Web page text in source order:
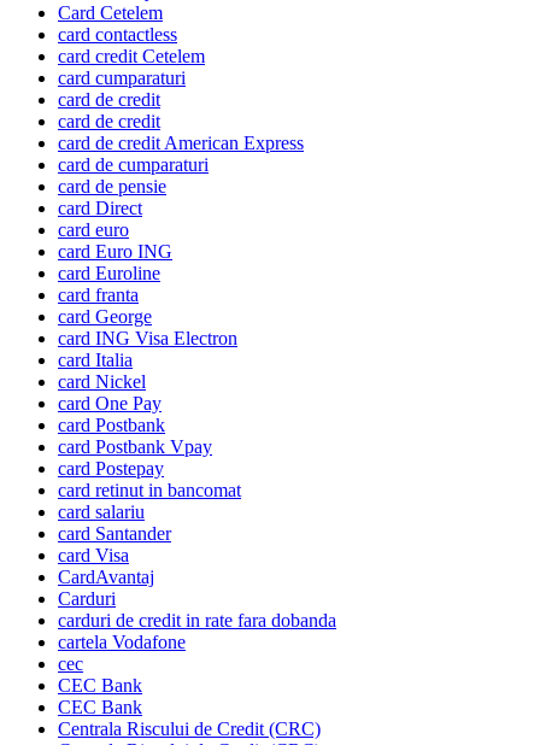
Card Cetelem
card contactless
card credit Cetelem
card cumparaturi
card de credit
card de credit
card de credit American Express
card de cumparaturi
card de pensie
card Direct
card euro
card Euro ING
card Euroline
card franta
card George
card ING Visa Electron
card Italia
card Nickel
card One Pay
card Postbank
card Postbank Vpay
card Postepay
card retinut in bancomat
card salariu
card Santander
card Visa
CardAvantaj
Carduri
carduri de credit in rate fara dobanda
cartela Vodafone
cec
CEC Bank
CEC Bank
Centrala Riscului de Credit (CRC)